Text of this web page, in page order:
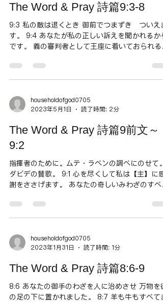
The Word & Pray 詩篇9:3-8
9:3 私の敵は退くとき 御前でつまずき ついえま
す。 9:4 あなたが私の正しい訴えを聞かれるから
です。 義の審判者として王座に着いておられるか
ぼし 彼らの名をとこしえに消し去られました。
9:6 敵は絶え果てました。...
householdofgod0705
2023年5月1日
読了時間: 2分
The Word & Pray 詩篇9前文～
9:2
指揮者のために。ムテ・ラベンの調べにのせて。
ダビデの賛歌。 9:1 心を尽くして私は【主】に感
謝をささげます。 あなたの奇しいみわざのすべて
す。 いと高き方よ あなたの御名をほめ歌いま
す。...
householdofgod0705
2023年1月31日
読了時間: 1分
The Word & Pray 詩篇8:6-9
8:6 あなたの御手のわざを人に治めさせ 万物を彼
の足の下に置かれました。 8:7 羊も牛もすべてま